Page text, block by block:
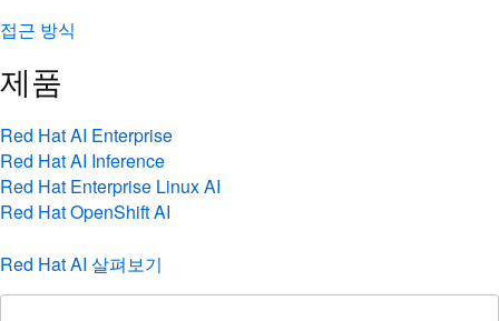
접근 방식
제품
Red Hat AI Enterprise
Red Hat AI Inference
Red Hat Enterprise Linux AI
Red Hat OpenShift AI
Red Hat AI 살펴보기